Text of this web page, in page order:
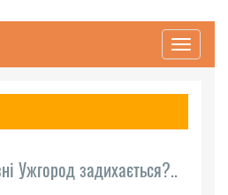
Toggle
Ужгород задихається?..